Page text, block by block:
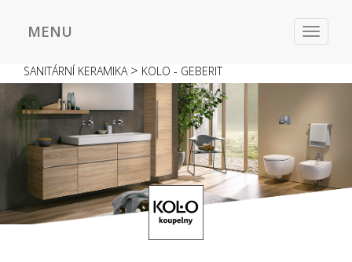
Toggle
MENU
SANITÁRNÍ KERAMIKA > KOLO - GEBERIT